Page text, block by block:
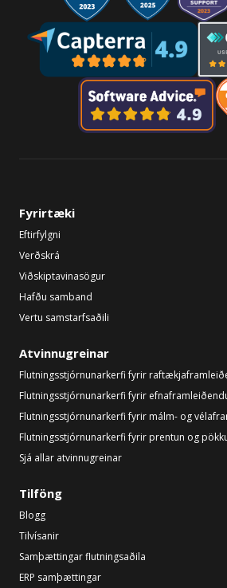
Fyrirtæki
Eftirfylgni
Verðskrá
Viðskiptavinasögur
Hafðu samband
Vertu samstarfsaðili
Atvinnugreinar
Flutningsstjórnunarkerfi fyrir
Flutningsstjórnunarkerfi fyrir
Flutningsstjórnunarkerfi fyrir málm- og
Flutningsstjórnunarkerfi fyrir prentun og
Sjá allar atvinnugreinar
Tilföng
Blogg
Tilvísanir
Samþættingar flutningsaðila
ERP samþættingar